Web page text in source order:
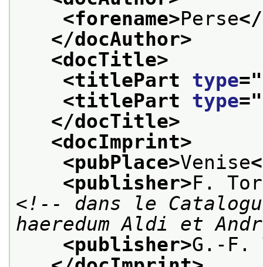
<forename>Perse
</docAuthor>
<docTitle>
<titlePart type="
<titlePart type="
</docTitle>
<docImprint>
<pubPlace>Venise
<publisher>F.
<!-- dans le
haeredum Aldi et
<publisher>G.-F.